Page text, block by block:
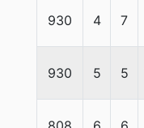
930 4 7
930 5 5